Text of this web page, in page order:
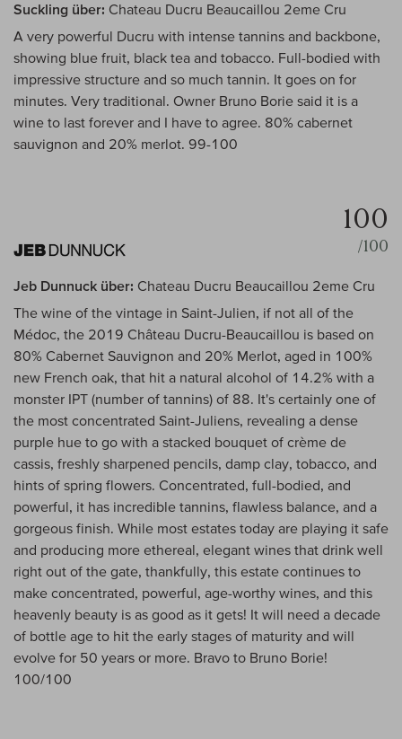
Suckling über: Chateau Ducru Beaucaillou 2eme Cru
A very powerful Ducru with intense tannins and backbone,
showing blue fruit, black tea and tobacco. Full-bodied with
impressive structure and so much tannin. It goes on for
minutes. Very traditional. Owner Bruno Borie said it is a
wine to last forever and I have to agree. 80% cabernet
sauvignon and 20% merlot. 99-100
100
/100
Jeb Dunnuck über: Chateau Ducru Beaucaillou 2eme Cru
The wine of the vintage in Saint-Julien, if not all of the
Médoc, the 2019 Château Ducru-Beaucaillou is based on
80% Cabernet Sauvignon and 20% Merlot, aged in 100%
new French oak, that hit a natural alcohol of 14.2% with a
monster IPT (number of tannins) of 88. It's certainly one of
the most concentrated Saint-Juliens, revealing a dense
purple hue to go with a stacked bouquet of crème de
cassis, freshly sharpened pencils, damp clay, tobacco, and
hints of spring flowers. Concentrated, full-bodied, and
powerful, it has incredible tannins, flawless balance, and a
gorgeous finish. While most estates today are playing it safe
and producing more ethereal, elegant wines that drink well
right out of the gate, thankfully, this estate continues to
make concentrated, powerful, age-worthy wines, and this
heavenly beauty is as good as it gets! It will need a decade
of bottle age to hit the early stages of maturity and will
evolve for 50 years or more. Bravo to Bruno Borie!
100/100